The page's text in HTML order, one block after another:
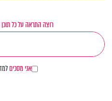
רוצה התראה על כל
אני מסכים